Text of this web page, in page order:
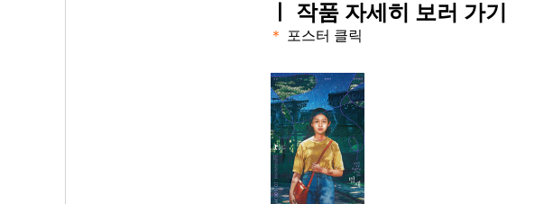
작품 자세히 보러 가기
＊ 포스터 클릭